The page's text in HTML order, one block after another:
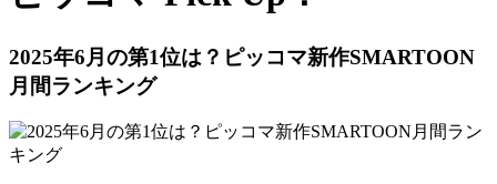
2025年6月の第1位は？ピッコマ新作SMARTOON
月間ランキング